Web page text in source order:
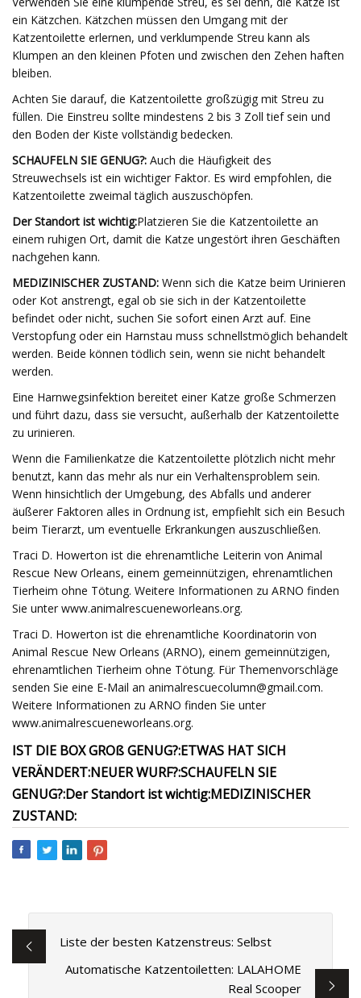
ein Kätzchen. Kätzchen müssen den Umgang mit der
Katzentoilette erlernen, und verklumpende Streu kann als
Klumpen an den kleinen Pfoten und zwischen den Zehen haften
bleiben.
Achten Sie darauf, die Katzentoilette großzügig mit Streu zu
füllen. Die Einstreu sollte mindestens 2 bis 3 Zoll tief sein und
den Boden der Kiste vollständig bedecken.
SCHAUFELN SIE GENUG?: Auch die Häufigkeit des
Streuwechsels ist ein wichtiger Faktor. Es wird empfohlen, die
Katzentoilette zweimal täglich auszuschöpfen.
Der Standort ist wichtig:Platzieren Sie die Katzentoilette an
einem ruhigen Ort, damit die Katze ungestört ihren Geschäften
nachgehen kann.
MEDIZINISCHER ZUSTAND: Wenn sich die Katze beim Urinieren
oder Kot anstrengt, egal ob sie sich in der Katzentoilette
befindet oder nicht, suchen Sie sofort einen Arzt auf. Eine
Verstopfung oder ein Harnstau muss schnellstmöglich behandelt
werden. Beide können tödlich sein, wenn sie nicht behandelt
werden.
Eine Harnwegsinfektion bereitet einer Katze große Schmerzen
und führt dazu, dass sie versucht, außerhalb der Katzentoilette
zu urinieren.
Wenn die Familienkatze die Katzentoilette plötzlich nicht mehr
benutzt, kann das mehr als nur ein Verhaltensproblem sein.
Wenn hinsichtlich der Umgebung, des Abfalls und anderer
äußerer Faktoren alles in Ordnung ist, empfiehlt sich ein Besuch
beim Tierarzt, um eventuelle Erkrankungen auszuschließen.
Traci D. Howerton ist die ehrenamtliche Leiterin von Animal
Rescue New Orleans, einem gemeinnützigen, ehrenamtlichen
Tierheim ohne Tötung. Weitere Informationen zu ARNO finden
Sie unter www.animalrescueneworleans.org.
Traci D. Howerton ist die ehrenamtliche Koordinatorin von
Animal Rescue New Orleans (ARNO), einem gemeinnützigen,
ehrenamtlichen Tierheim ohne Tötung. Für Themenvorschläge
senden Sie eine E-Mail an animalrescuecolumn@gmail.com.
Weitere Informationen zu ARNO finden Sie unter
www.animalrescueneworleans.org.
IST DIE BOX GROß GENUG?:ETWAS HAT SICH
VERÄNDERT:NEUER WURF?:SCHAUFELN SIE
GENUG?:Der Standort ist wichtig:MEDIZINISCHER
ZUSTAND:
Liste der besten Katzenstreus: Selbst
Automatische Katzentoiletten: LALAHOME
Real Scooper